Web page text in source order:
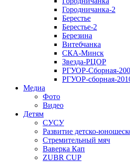
Городничанка-2
Берестье
Берестье-2
Березина
Витебчанка
СКА-Минск
Звезда-РЦОР
РГУОР-Сборная-
РГУОР-сборная-
Медиа
Фото
Видео
Детям
СУСУ
Развитие детско-
Стремительный мяч
Ваверка Кап
ZUBR CUP